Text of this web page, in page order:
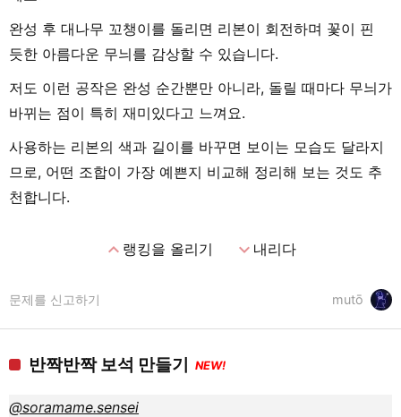
완성 후 대나무 꼬챙이를 돌리면 리본이 회전하며 꽃이 핀
듯한 아름다운 무늬를 감상할 수 있습니다.
저도 이런 공작은 완성 순간뿐만 아니라, 돌릴 때마다 무늬가
바뀌는 점이 특히 재미있다고 느껴요.
사용하는 리본의 색과 길이를 바꾸면 보이는 모습도 달라지
므로, 어떤 조합이 가장 예쁜지 비교해 정리해 보는 것도 추
천합니다.
expand_less랭킹을 올리기 expand_more내리다
mutō
문제를 신고하기
반짝반짝 보석 만들기 NEW!
@soramame.sensei